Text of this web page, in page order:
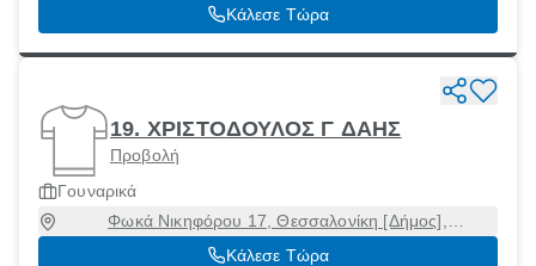
Κάλεσε Τώρα
19. ΧΡΙΣΤΟΔΟΥΛΟΣ Γ ΔΑΗΣ
Προβολή
Γουναρικά
Φωκά Νικηφόρου 17, Θεσσαλονίκη [Δήμος],
Θεσσαλονίκη, 54621
Κάλεσε Τώρα